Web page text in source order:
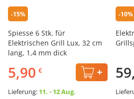
-15%
Spiesse 6 Stk. für
Elektrischen Grill Lux, 32 cm
lang, 1,4 mm dick
5,90 €
Lieferung: 11. - 12 Aug.
-10%